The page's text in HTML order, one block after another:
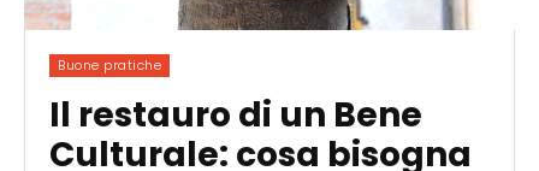
Buone pratiche
Il restauro di un Bene
Culturale: cosa bisogna